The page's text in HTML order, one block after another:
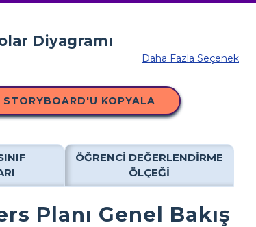
Daha Fazla Seçenek
STORYBOARD'U KOPYALA
ÖĞRENCI DEĞERLENDIRME
ÖLÇEĞI
Planı Genel Bakış